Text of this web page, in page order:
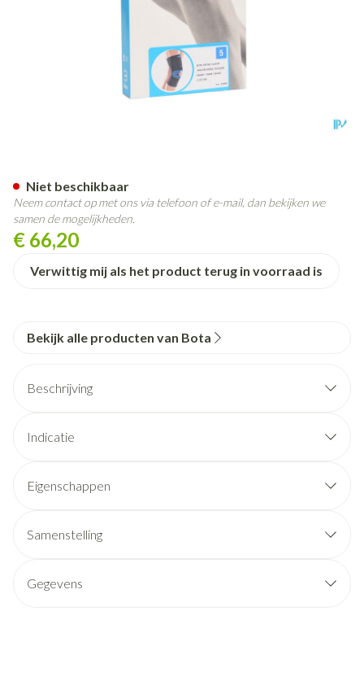
€ 66,20
Verwittig mij als het product terug in voorraad is
Niet beschikbaar
Neem contact op met ons via telefoon of e-mail, dan bekijken we
samen de mogelijkheden.
Bekijk alle producten van Bota
Beschrijving
Indicatie
Eigenschappen
Samenstelling
Gegevens